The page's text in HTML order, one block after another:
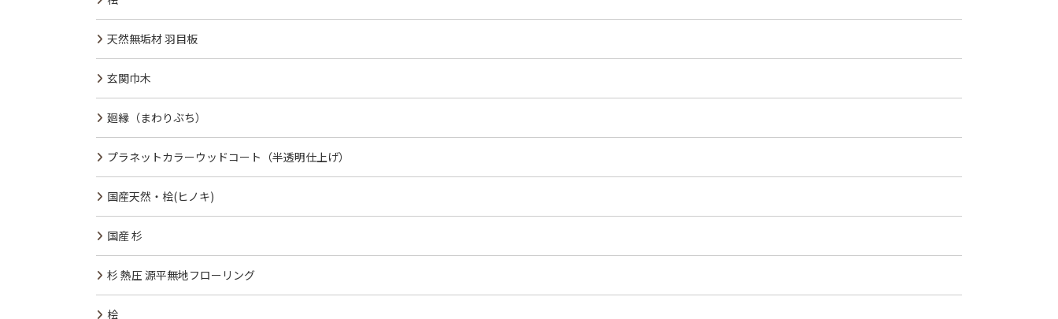
天然無垢材 羽目板
玄関巾木
廻縁（まわりぶち）
プラネットカラーウッドコート（半透明仕上げ）
国産天然・桧(ヒノキ)
国産 杉
杉 熱圧 源平無地フローリング
桧